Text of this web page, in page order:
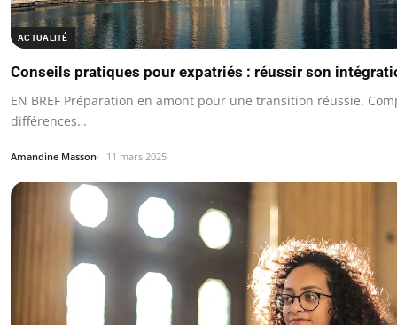
ACTUALITÉ
Conseils pratiques pour expatriés : réussir son
EN BREF Préparation en amont pour une transition réussie.
différences…
Amandine Masson 11 mars 2025